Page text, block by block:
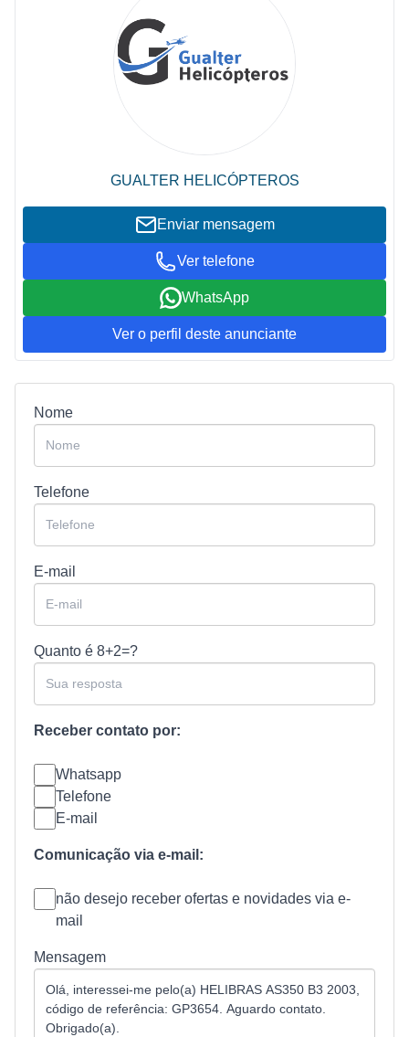
GUALTER HELICÓPTEROS
Enviar mensagem
Ver telefone
WhatsApp
Ver o perfil deste anunciante
Nome
Telefone
E-mail
Quanto é 8+2=?
Receber contato por:
Whatsapp
Telefone
E-mail
Comunicação via e-mail:
não desejo receber ofertas e novidades via e-
mail
Mensagem